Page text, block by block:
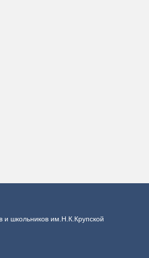
и школьников им.Н.К.Крупской